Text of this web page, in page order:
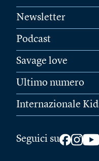
Newsletter
Podcast
Savage love
Ultimo numero
Internazionale
Seguici su